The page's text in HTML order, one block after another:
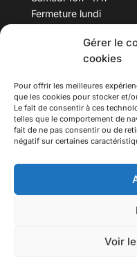
Gérer le
cookies
Pour offrir les meilleures
que les cookies pour stocker et/
Le fait de consentir à ces
telles que le comportement de
fait de ne pas consentir ou de
négatif sur certaines
Voir
Fermeture lundi
Téléphone : 04 78
Tous droits réservés.